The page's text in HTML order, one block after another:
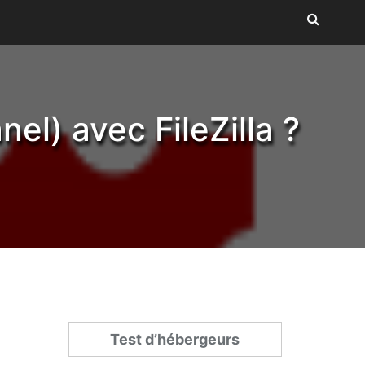
avec FileZilla ?
Test d’hébergeurs